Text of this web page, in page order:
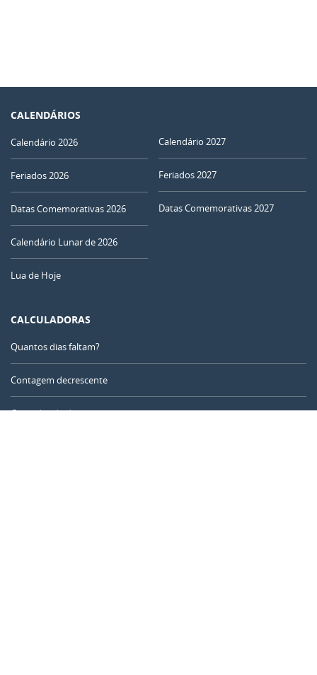
CALENDÁRIOS
Calendário 2026
Feriados 2026
Datas Comemorativas 2026
Calendário Lunar de 2026
Lua de Hoje
Calendário 2027
Feriados 2027
Datas Comemorativas 2027
CALCULADORAS
Quantos dias faltam?
Contagem decrescente
Contador de dias